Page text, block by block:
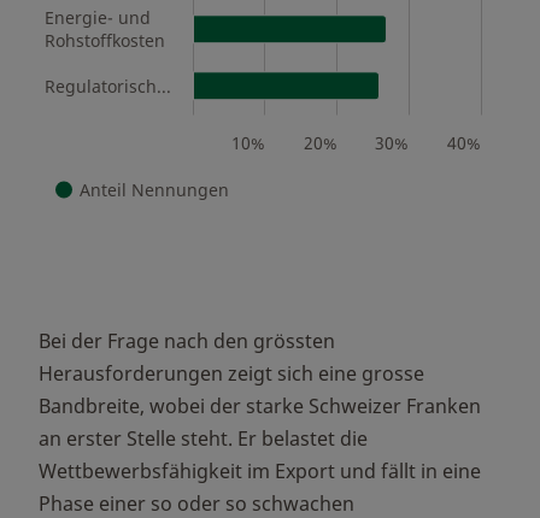
Anteil Nennungen
10% 20% 30% 40%
Energie- und
Rohstoffkosten
Regulatorische Anforderungen und Bürokratie (Bund, Kantone und Gemeinden)
Bei der Frage nach den grössten
Herausforderungen zeigt sich eine grosse
Bandbreite, wobei der starke Schweizer Franken
an erster Stelle steht. Er belastet die
Wettbewerbsfähigkeit im Export und fällt in eine
Phase einer so oder so schwachen